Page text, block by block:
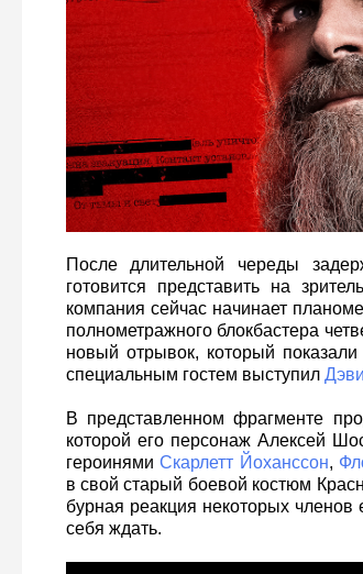
После длительной череды
готовится представить на
компания сейчас начинает
полнометражного блокбастера
новый отрывок, который
специальным гостем выступил
В представленном фрагменте
которой его персонаж Алексей
героинями Скарлетт Йоханссон,
в свой старый боевой костюм
бурная реакция некоторых членов
себя ждать.